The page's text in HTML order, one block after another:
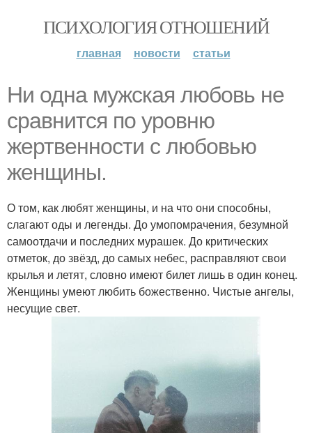
ПСИХОЛОГИЯ ОТНОШЕНИЙ
главная новости статьи
Ни одна мужская любовь не
сравнится по уровню
жертвенности с любовью
женщины.
О том, как любят женщины, и на что они способны,
слагают оды и легенды. До умопомрачения, безумной
самоотдачи и последних мурашек. До критических
отметок, до звёзд, до самых небес, расправляют свои
крылья и летят, словно имеют билет лишь в один конец.
Женщины умеют любить божественно. Чистые ангелы,
несущие свет.